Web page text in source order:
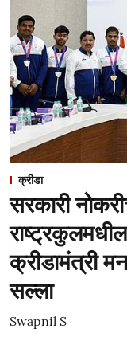
क्रीडा
सरकारी
क्रीडामंत्री
सल्ला
Swapnil S